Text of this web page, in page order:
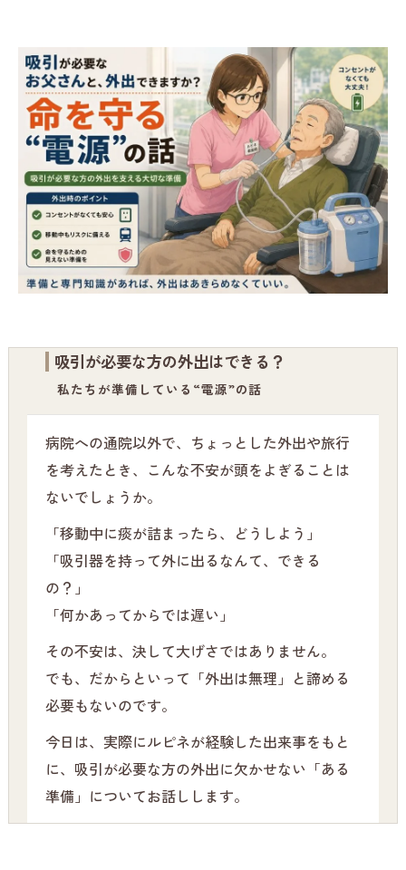
吸引が必要な方の外出はできる？
私たちが準備している“電源”の話
病院への通院以外で、ちょっとした外出や旅行
を考えたとき、こんな不安が頭をよぎることは
ないでしょうか。
「移動中に痰が詰まったら、どうしよう」
「吸引器を持って外に出るなんて、できる
の？」
「何かあってからでは遅い」
その不安は、決して大げさではありません。
でも、だからといって「外出は無理」と諦める
必要もないのです。
今日は、実際にルピネが経験した出来事をもと
に、吸引が必要な方の外出に欠かせない「ある
準備」についてお話しします。